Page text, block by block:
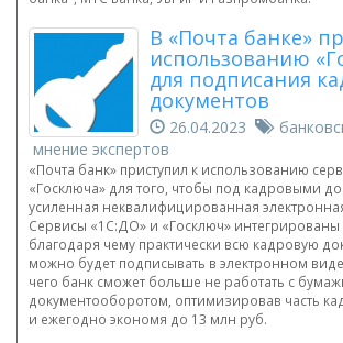
В «Почта банке»
использованию
для подписания
документов
26.04.2023
мнение экспертов
«Почта банк» приступил к использованию
«Госключа» для того, чтобы под кадровыми
усиленная неквалифицированная
Сервисы «1С:ДО» и «Госключ» интегрированы
благодаря чему практически всю кадровую
можно будет подписывать в электронном
чего банк сможет больше не работать с
документооборотом, оптимизировав часть
и ежегодно экономя до 13 млн руб.